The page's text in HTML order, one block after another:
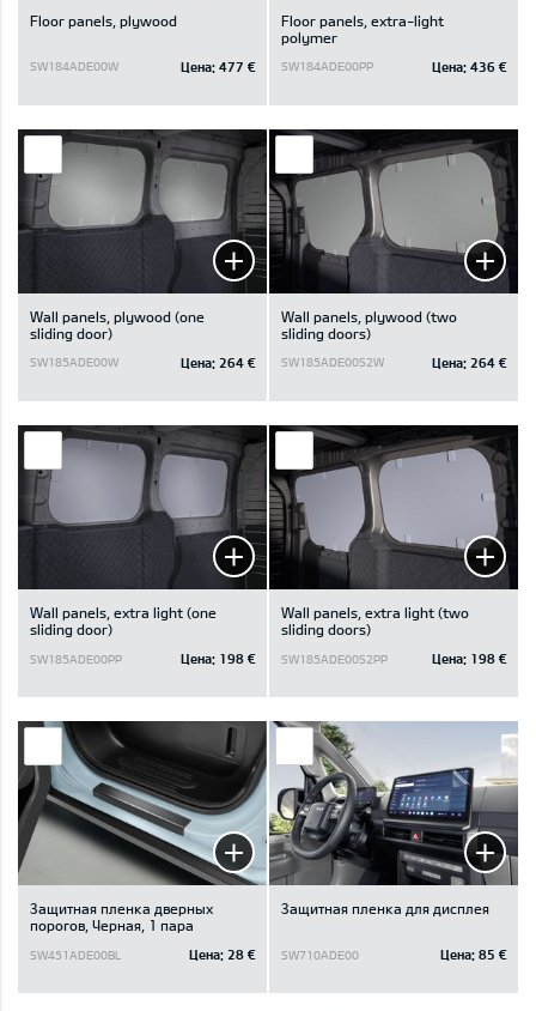
Floor panels, plywood
SW184ADE00W Цена: 477 €
Floor panels, extra-light
polymer
SW184ADE00PP Цена: 436 €
Wall panels, plywood (one
sliding door)
SW185ADE00W Цена: 264 €
Wall panels, plywood (two
sliding doors)
SW185ADE00S2W Цена: 264 €
Wall panels, extra light (one
sliding door)
SW185ADE00PP Цена: 198 €
Wall panels, extra light (two
sliding doors)
SW185ADE00S2PP Цена: 198 €
Защитная пленка дверных
порогов, Черная, 1 пара
SW451ADE00BL Цена: 28 €
Защитная пленка для дисплея
SW710ADE00 Цена: 85 €